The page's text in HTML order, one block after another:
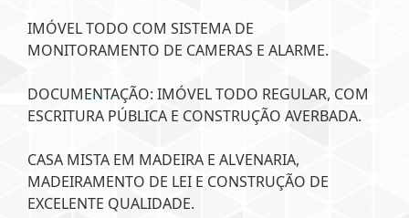
IMÓVEL TODO COM SISTEMA DE
MONITORAMENTO DE CAMERAS E ALARME.
DOCUMENTAÇÃO: IMÓVEL TODO REGULAR, COM
ESCRITURA PÚBLICA E CONSTRUÇÃO AVERBADA.
CASA MISTA EM MADEIRA E ALVENARIA,
MADEIRAMENTO DE LEI E CONSTRUÇÃO DE
EXCELENTE QUALIDADE.